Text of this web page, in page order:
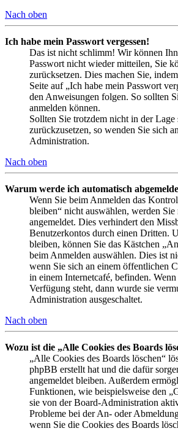
Nach oben
Ich habe mein Passwort vergessen!
Das ist nicht schlimm! Wir können
Passwort nicht wieder mitteilen, Sie
zurücksetzen. Dies machen Sie,
Seite auf „Ich habe mein Passwort
den Anweisungen folgen. So sollten
anmelden können.
Sollten Sie trotzdem nicht in der Lage
zurückzusetzen, so wenden Sie sich
Administration.
Nach oben
Warum werde ich automatisch
Wenn Sie beim Anmelden das
bleiben“ nicht auswählen, werden
angemeldet. Dies verhindert den
Benutzerkontos durch einen Dritten.
bleiben, können Sie das Kästchen
beim Anmelden auswählen. Dies ist
wenn Sie sich an einem öffentlichen
in einem Internetcafé, befinden.
Verfügung steht, dann wurde sie
Administration ausgeschaltet.
Nach oben
Wozu ist die „Alle Cookies des Boards
„Alle Cookies des Boards löschen“
phpBB erstellt hat und die dafür
angemeldet bleiben. Außerdem
Funktionen, wie beispielsweise den
sie von der Board-Administration
Probleme bei der An- oder
wenn Sie die Cookies des Boards